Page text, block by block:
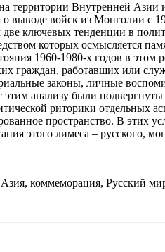
на территории Внутренней
выводе войск из Монголии с
ключевых тенденции в
которых осмысляется
1960-1980‑х годов в
граждан, работавших или
законы, личные
анализу были
риторики отдельных
пространство. В этих
этого лимеса – русского,
коммеморация, Русский